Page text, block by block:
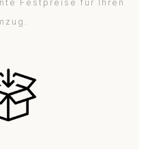
Festpreise für Ihren